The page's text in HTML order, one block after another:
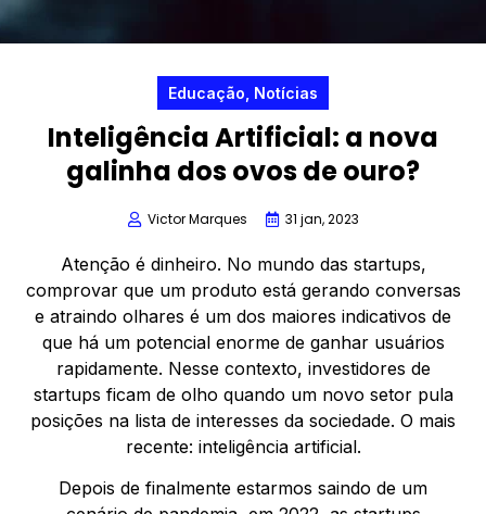
Educação Notícias
Inteligência Artificial: a nova
galinha dos ovos de ouro?
Victor Marques 31 jan, 2023
Atenção é dinheiro. No mundo das startups,
comprovar que um produto está gerando conversas
e atraindo olhares é um dos maiores indicativos de
que há um potencial enorme de ganhar usuários
rapidamente. Nesse contexto, investidores de
startups ficam de olho quando um novo setor pula
posições na lista de interesses da sociedade. O mais
recente: inteligência artificial.
Depois de finalmente estarmos saindo de um